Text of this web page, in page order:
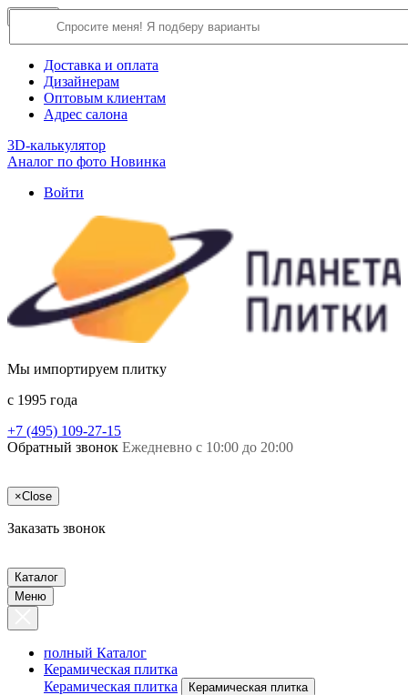
О компании
Доставка и оплата
Дизайнерам
Оптовым клиентам
Адрес салона
3D-калькулятор
Аналог по фото Новинка
Войти
Мы импортируем плитку
c 1995 года
+7 (495) 109-27-15
Обратный звонок Ежедневно с 10:00 до 20:00
×Close
Заказать звонок
Каталог
Меню
полный Каталог
Керамическая плитка
Керамическая плитка
Керамическая плитка